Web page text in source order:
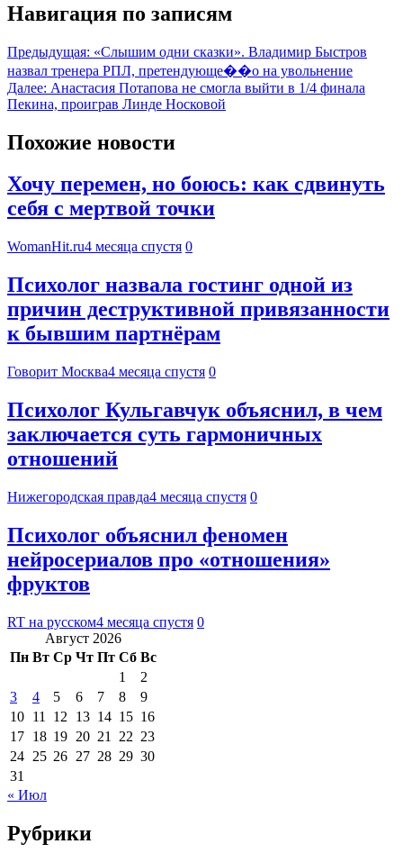
Навигация по записям
Предыдущая: «Слышим одни сказки». Владимир Быстров
назвал тренера РПЛ, претендующе��о на увольнение
Далее: Анастасия Потапова не смогла выйти в 1/4 финала
Пекина, проиграв Линде Носковой
Похожие новости
Хочу перемен, но боюсь: как сдвинуть
себя с мертвой точки
WomanHit.ru4 месяца спустя 0
Психолог назвала гостинг одной из
причин деструктивной привязанности
к бывшим партнёрам
Говорит Москва4 месяца спустя 0
Психолог Кульгавчук объяснил, в чем
заключается суть гармоничных
отношений
Нижегородская правда4 месяца спустя 0
Психолог объяснил феномен
нейросериалов про «отношения»
фруктов
RT на русском4 месяца спустя 0
Август 2026
Пн Вт Ср Чт Пт Сб Вс
1
2
3
4 5 6 7 8
9
10 11 12 13 14 15 16
17 18 19 20 21 22 23
24 25 26 27 28 29 30
31
« Июл
Рубрики